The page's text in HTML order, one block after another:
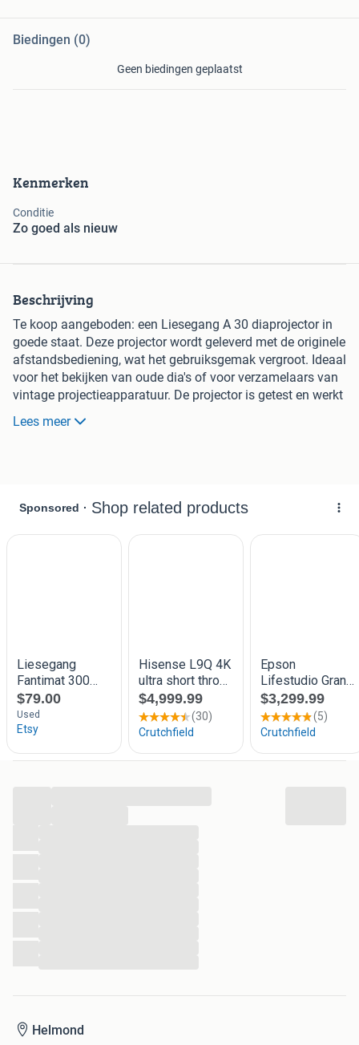
Kenmerken
Conditie
Zo goed als nieuw
Beschrijving
Te koop aangeboden: een Liesegang A 30 diaprojector in
goede staat. Deze projector wordt geleverd met de originele
afstandsbediening, wat het gebruiksgemak vergroot. Ideaal
voor het bekijken van oude dia's of voor verzamelaars van
vintage projectieapparatuur. De projector is getest en werkt
naar behoren. Zie foto's voor de exacte staat van het
apparaat en de bijbehorende handleiding.
Lees meer
Helmond
Biedingen (0)
Geen biedingen geplaatst